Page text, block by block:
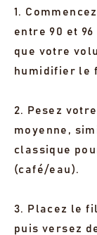
1.
entre 90 et 96
que votre
humidifier le
2. Pesez
moyenne,
classique
(café/eau).
3. Placez le
puis versez